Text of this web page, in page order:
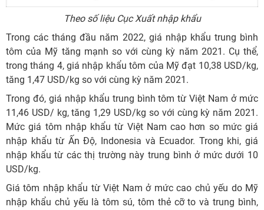
Theo số liệu Cục Xuất nhập khẩu
Trong các tháng đầu năm 2022, giá nhập khẩu trung bình
tôm của Mỹ tăng mạnh so với cùng kỳ năm 2021. Cụ thể,
trong tháng 4, giá nhập khẩu tôm của Mỹ đạt 10,38 USD/kg,
tăng 1,47 USD/kg so với cùng kỳ năm 2021.
Trong đó, giá nhập khẩu trung bình tôm từ Việt Nam ở mức
11,46 USD/ kg, tăng 1,29 USD/kg so với cùng kỳ năm 2021.
Mức giá tôm nhập khẩu từ Việt Nam cao hơn so mức giá
nhập khẩu từ Ấn Độ, Indonesia và Ecuador. Trong khi, giá
nhập khẩu từ các thị trường này trung bình ở mức dưới 10
USD/kg.
Giá tôm nhập khẩu từ Việt Nam ở mức cao chủ yếu do Mỹ
nhập khẩu chủ yếu là tôm sú, tôm thẻ cỡ to và trung bình,